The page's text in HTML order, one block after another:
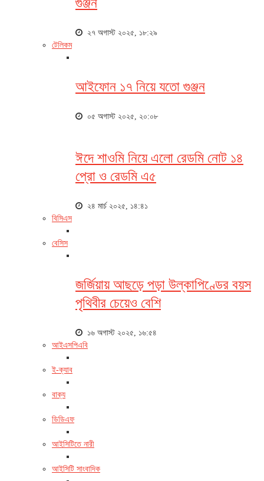
২৭ অগাস্ট ২০২৫, ১৮:২৯
টেলিকম
আইফোন ১৭ নিয়ে যতো গুঞ্জন
০৫ অগাস্ট ২০২৫, ২০:০৮
ঈদে শাওমি নিয়ে এলো রেডমি নোট ১৪
প্রো ও রেডমি এ৫
২৪ মার্চ ২০২৫, ১৪:৪১
বিসিএস
বেসিস
জর্জিয়ায় আছড়ে পড়া উল্কাপিণ্ডের বয়স
পৃথিবীর চেয়েও বেশি
১৬ অগাস্ট ২০২৫, ১৬:৫৪
আইএসপিএবি
ই-ক্যাব
বাক্য
ডিডিএফ
আইসিটিতে নারী
আইসিটি সাংবাদিক